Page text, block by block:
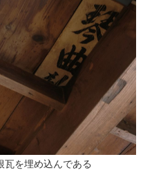
瓦を埋め込んである